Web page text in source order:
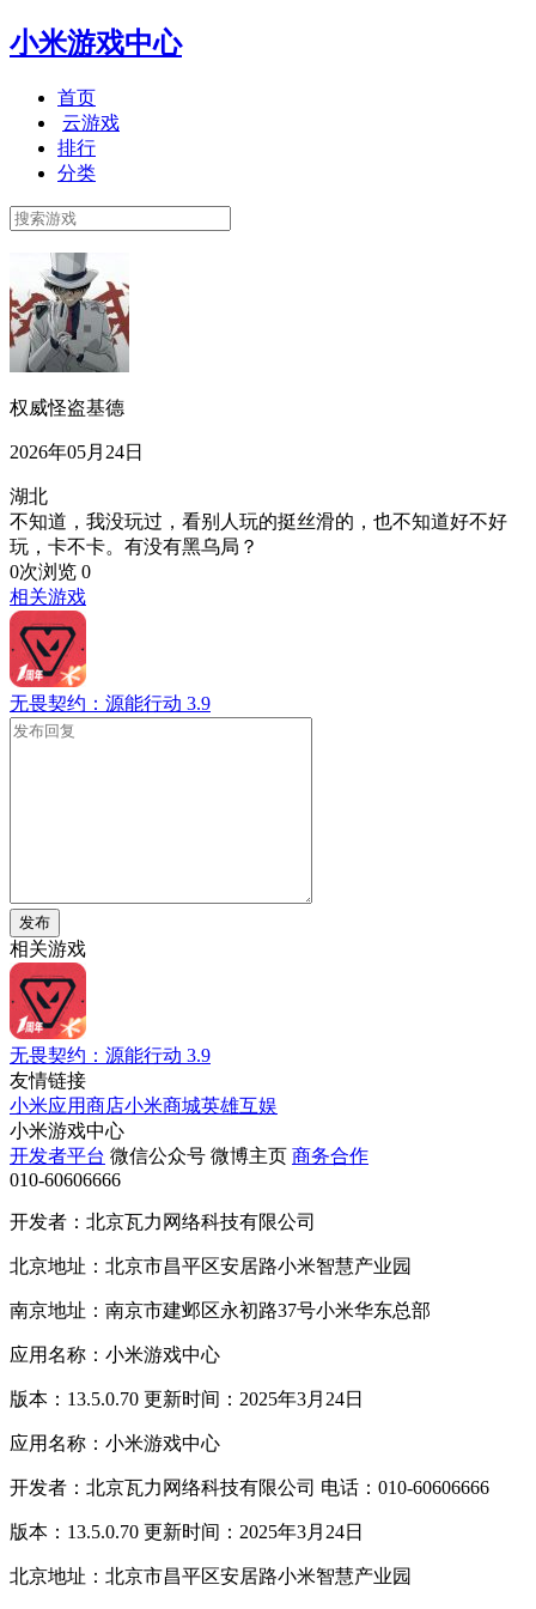
小米游戏中心
首页
云游戏
排行
分类
权威怪盗基德
2026年05月24日
湖北
不知道，我没玩过，看别人玩的挺丝滑的，也不知道好不好
玩，卡不卡。有没有黑乌局？
0次浏览 0
相关游戏
无畏契约：源能行动 3.9
发布
相关游戏
无畏契约：源能行动 3.9
友情链接
小米应用商店小米商城英雄互娱
小米游戏中心
开发者平台 微信公众号 微博主页 商务合作
010-60606666
开发者：北京瓦力网络科技有限公司
北京地址：北京市昌平区安居路小米智慧产业园
南京地址：南京市建邺区永初路37号小米华东总部
应用名称：小米游戏中心
版本：13.5.0.70 更新时间：2025年3月24日
应用名称：小米游戏中心
开发者：北京瓦力网络科技有限公司 电话：010-60606666
版本：13.5.0.70 更新时间：2025年3月24日
北京地址：北京市昌平区安居路小米智慧产业园